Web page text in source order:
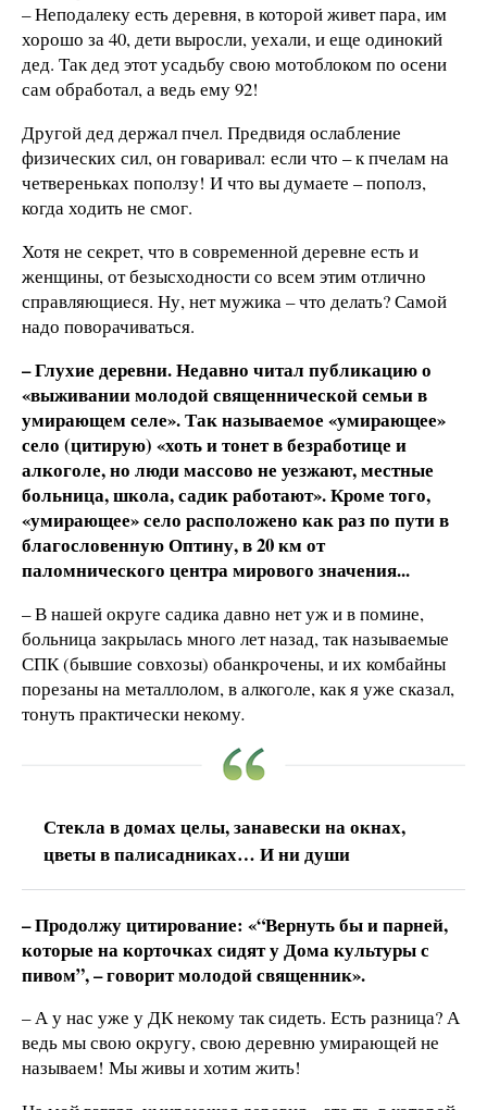
– Неподалеку есть деревня, в которой живет пара, им
хорошо за 40, дети выросли, уехали, и еще одинокий
дед. Так дед этот усадьбу свою мотоблоком по осени
сам обработал, а ведь ему 92!
Другой дед держал пчел. Предвидя ослабление
физических сил, он говаривал: если что – к пчелам на
четвереньках поползу! И что вы думаете – пополз,
когда ходить не смог.
Хотя не секрет, что в современной деревне есть и
женщины, от безысходности со всем этим отлично
справляющиеся. Ну, нет мужика – что делать? Самой
надо поворачиваться.
– Глухие деревни. Недавно читал публикацию о
«выживании молодой священнической семьи в
умирающем селе». Так называемое «умирающее»
село (цитирую) «хоть и тонет в безработице и
алкоголе, но люди массово не уезжают, местные
больница, школа, садик работают». Кроме того,
«умирающее» село расположено как раз по пути в
благословенную Оптину, в 20 км от
паломнического центра мирового значения...
– В нашей округе садика давно нет уж и в помине,
больница закрылась много лет назад, так называемые
СПК (бывшие совхозы) обанкрочены, и их комбайны
порезаны на металлолом, в алкоголе, как я уже сказал,
тонуть практически некому.
Стекла в домах целы, занавески на окнах,
цветы в палисадниках… И ни души
– Продолжу цитирование: «“Вернуть бы и парней,
которые на корточках сидят у Дома культуры с
пивом”, – говорит молодой священник».
– А у нас уже у ДК некому так сидеть. Есть разница? А
ведь мы свою округу, свою деревню умирающей не
называем! Мы живы и хотим жить!